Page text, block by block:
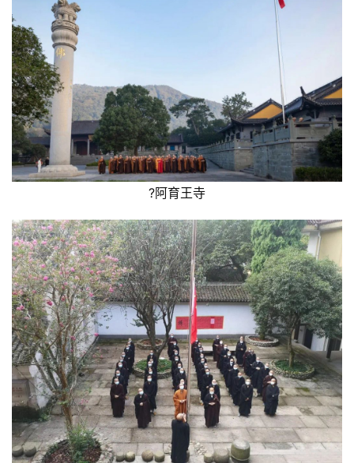
物
寺
院
巡
礼
视
纪
录
佛
教
艺
术
政
法
规
登录
?阿育王寺